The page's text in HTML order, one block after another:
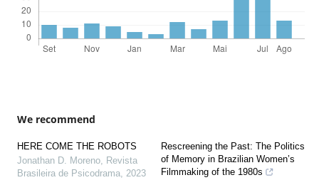
We recommend
HERE COME THE ROBOTS
Jonathan D. Moreno, Revista
Brasileira de Psicodrama, 2023
Rescreening the Past: The Politics
of Memory in Brazilian Women’s
Filmmaking of the 1980s